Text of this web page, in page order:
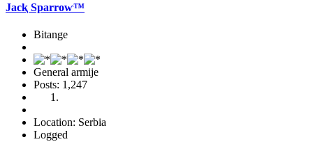
Jacⱪ Sparroⱳ™
Bitange
General armije
Posts: 1,247
Location: Serbia
Logged